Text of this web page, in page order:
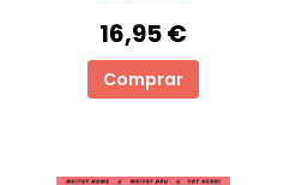
16,95 €
Comprar